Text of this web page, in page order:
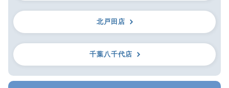
北戸田店
千葉八千代店